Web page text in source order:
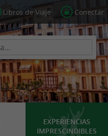
Libros de Viaje Conectar
EXPERIENCIAS
IMPRESCINDIBLES